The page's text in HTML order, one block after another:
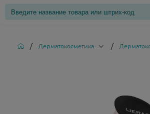
/ Дерматокосметика /